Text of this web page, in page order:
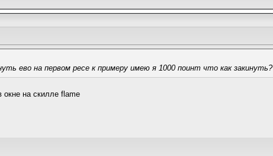
ево на первом ресе к примеру имею я 1000 поинт что как закинуть?
окне на скилле flame